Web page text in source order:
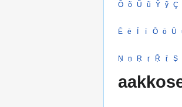
Õ õ Ũ ũ Ỹ ỹ Ç
Ē ē Ī ī Ō ō Ū
Ṇ ṇ Ṛ ṛ Ṝ ṝ Ṣ